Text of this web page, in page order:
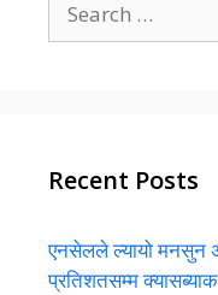
for:
Recent Posts
एनसेलले ल्यायो मनसुन
प्रतिशतसम्म